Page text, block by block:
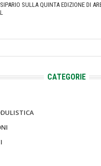
SULLA QUINTA EDIZIONE DI
CATEGORIE